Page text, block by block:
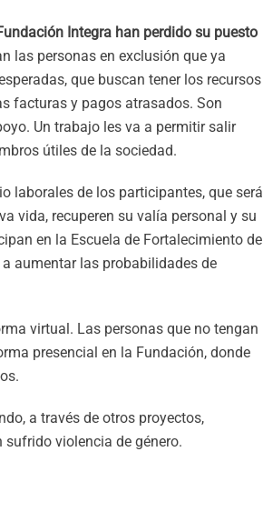
Integra han perdido su puesto
las personas en exclusión que ya
que buscan tener los recursos
facturas y pagos atrasados. Son
Un trabajo les va a permitir salir
útiles de la sociedad.
laborales de los participantes, que será
vida, recuperen su valía personal y su
en la Escuela de Fortalecimiento de
aumentar las probabilidades de
virtual. Las personas que no tengan
presencial en la Fundación, donde
a través de otros proyectos,
violencia de género.